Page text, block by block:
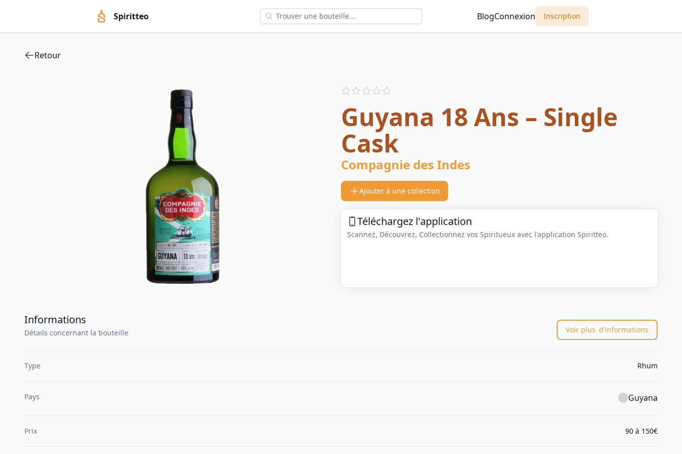
Spiritteo BlogConnexion Inscription
Retour
Reviews
Guyana 18 Ans – Single
Cask
Compagnie des Indes
Ajouter à une collection
Téléchargez l'application
Scannez, Découvrez, Collectionnez vos Spiritueux avec l'application Spiritteo.
Informations
Détails concernant la bouteille Voir plus d'informations
Type Rhum
Pays Guyana
Prix 90 à 150€